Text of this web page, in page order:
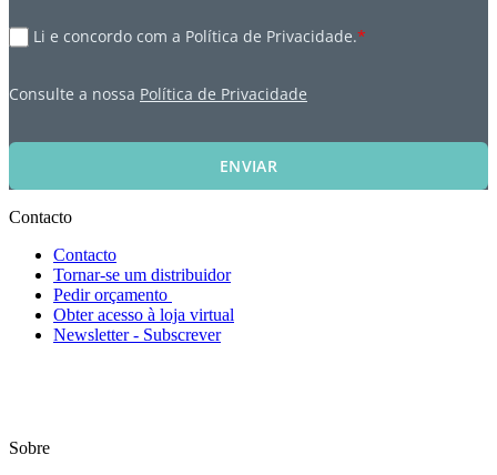
Li e concordo com a Política de Privacidade.*
Consulte a nossa Política de Privacidade
ENVIAR
Contacto
Contacto
Tornar-se um distribuidor
Pedir orçamento
Obter acesso à loja virtual
Newsletter - Subscrever
Sobre